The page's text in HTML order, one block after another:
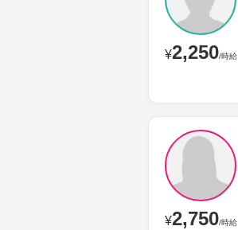
¥2,250/時給
¥2,750/時給